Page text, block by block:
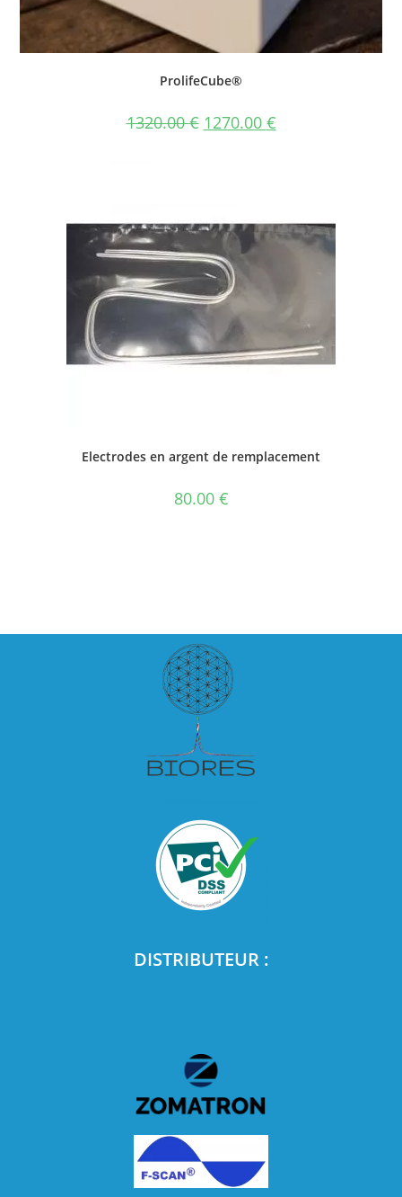
ProlifeCube®
1320.00€ 1270.00 €
Electrodes en argent de remplacement
80.00 €
DISTRIBUTEUR :